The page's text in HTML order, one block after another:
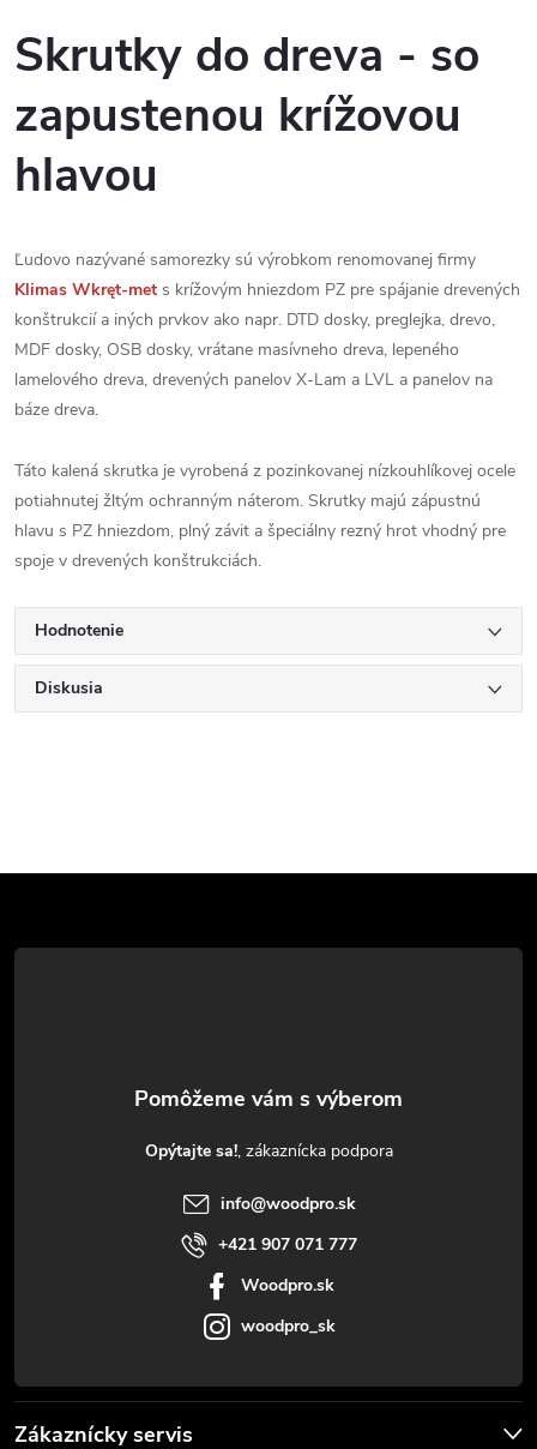
Skrutky do dreva - so
zapustenou krížovou
hlavou
Ľudovo nazývané samorezky sú výrobkom renomovanej firmy
Klimas Wkręt-met s krížovým hniezdom PZ pre spájanie drevených
konštrukcií a iných prvkov ako napr. DTD dosky, preglejka, drevo,
MDF dosky, OSB dosky, vrátane masívneho dreva, lepeného
lamelového dreva, drevených panelov X-Lam a LVL a panelov na
báze dreva.
Táto kalená skrutka je vyrobená z pozinkovanej nízkouhlíkovej ocele
potiahnutej žltým ochranným náterom. Skrutky majú zápustnú
hlavu s PZ hniezdom, plný závit a špeciálny rezný hrot vhodný pre
spoje v drevených konštrukciách.
Hodnotenie
Diskusia
á
Zákaznícky servis
Opýtajte sa!
info@woodpro.sk
+421 907 071 777
Woodpro.sk
woodpro_sk